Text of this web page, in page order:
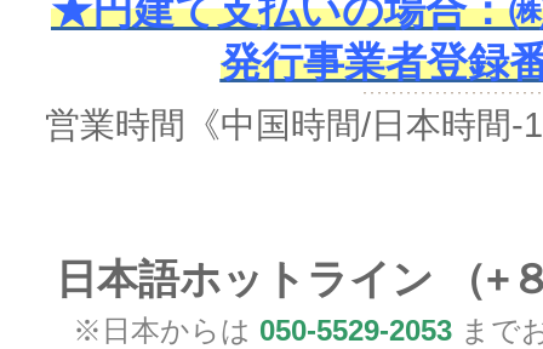
★円建て支払いの場合：
発行事業者登録
営業時間 《中国時間/日本時間-
日本語ホットライン （+
※日本からは 050-5529-2053 まで